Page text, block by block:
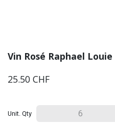
Vin Rosé Raphael Louie
25.50 CHF
Unit. Qty